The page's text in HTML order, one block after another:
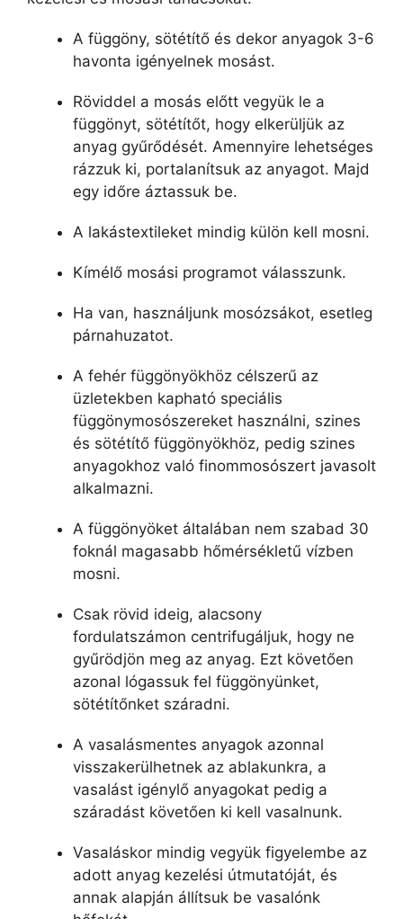
A függöny, sötétítő és dekor anyagok 3-6
havonta igényelnek mosást.
Röviddel a mosás előtt vegyük le a
függönyt, sötétítőt, hogy elkerüljük az
anyag gyűrődését. Amennyire lehetséges
rázzuk ki, portalanítsuk az anyagot. Majd
egy időre áztassuk be.
A lakástextileket mindig külön kell mosni.
Kímélő mosási programot válasszunk.
Ha van, használjunk mosózsákot, esetleg
párnahuzatot.
A fehér függönyökhöz célszerű az
üzletekben kapható speciális
függönymosószereket használni, szines
és sötétítő függönyökhöz, pedig szines
anyagokhoz való finommosószert javasolt
alkalmazni.
A függönyöket általában nem szabad 30
foknál magasabb hőmérsékletű vízben
mosni.
Csak rövid ideig, alacsony
fordulatszámon centrifugáljuk, hogy ne
gyűrödjön meg az anyag. Ezt követően
azonal lógassuk fel függönyünket,
sötétítőnket száradni.
A vasalásmentes anyagok azonnal
visszakerülhetnek az ablakunkra, a
vasalást igénylő anyagokat pedig a
száradást követően ki kell vasalnunk.
Vasaláskor mindig vegyük figyelembe az
adott anyag kezelési útmutatóját, és
annak alapján állítsuk be vasalónk